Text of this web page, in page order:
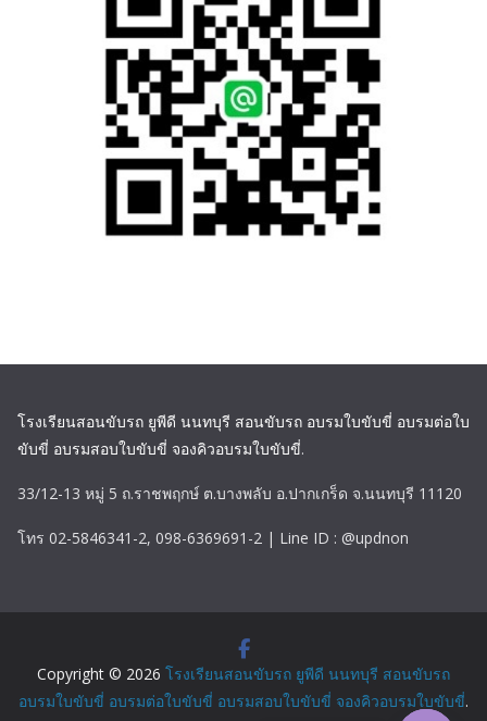
โรงเรียนสอนขับรถ ยูพีดี นนทบุรี สอนขับรถ อบรมใบขับขี่ อบรมต่อใบ
ขับขี่ อบรมสอบใบขับขี่ จองคิวอบรมใบขับขี่.
33/12-13 หมู่ 5 ถ.ราชพฤกษ์ ต.บางพลับ อ.ปากเกร็ด จ.นนทบุรี 11120
โทร 02-5846341-2, 098-6369691-2 | Line ID : @updnon
Copyright © 2026 โรงเรียนสอนขับรถ ยูพีดี นนทบุรี สอนขับรถ
อบรมใบขับขี่ อบรมต่อใบขับขี่ อบรมสอบใบขับขี่ จองคิวอบรมใบขับขี่.